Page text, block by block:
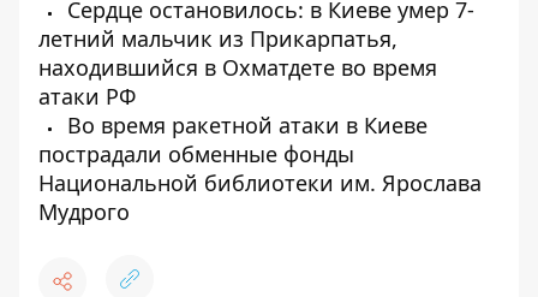
Сердце остановилось: в Киеве умер 7-
летний мальчик из Прикарпатья,
находившийся в Охматдете во время
атаки РФ
Во время ракетной атаки в Киеве
пострадали обменные фонды
Национальной библиотеки им. Ярослава
Мудрого